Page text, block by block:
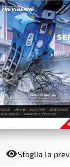
Sfoglia la